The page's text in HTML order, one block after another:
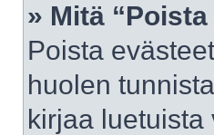
» Mitä
Poista
huolen
kirjaa